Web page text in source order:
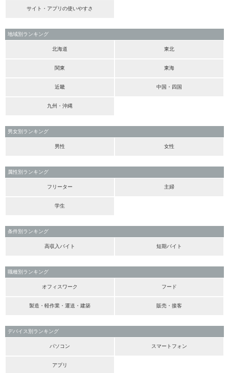
サイト・アプリの使いやすさ
地域別ランキング
北海道 東北
関東 東海
近畿 中国・四国
九州・沖縄
男女別ランキング
男性 女性
属性別ランキング
フリーター 主婦
学生
条件別ランキング
高収入バイト 短期バイト
職種別ランキング
オフィスワーク フード
製造・軽作業・運送・建築 販売・接客
デバイス別ランキング
パソコン スマートフォン
アプリ